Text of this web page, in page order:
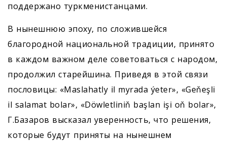
поддержано туркменистанцами.
В нынешнюю эпоху, по сложившейся
благородной национальной традиции, принято
в каждом важном деле советоваться с народом,
продолжил старейшина. Приведя в этой связи
пословицы: «Maslahatly il myrada ýeter», «Geňeşli
il salamat bolar», «Döwletliniň başlan işi oň bolar»,
Г.Базаров высказал уверенность, что решения,
которые будут приняты на нынешнем